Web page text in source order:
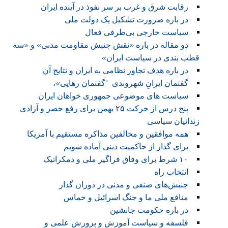
رقابت شرق و غرب بر سر نفوذ در آینده ایران
در باره ضرورت تشکیل یک دولت ملی
سیاست خارجی بی‌طرفی فعال
دو مقاله در باره «نقش جنبش مقاومت مدنی» و «سه
قطب بندی در سیاست ایران»
در باره هدف تجاوز نظامی به ایران و نتایج آن
گفتمان ایرانِ شهروندی “گفتمان رهایی»،
سیاست های موضوعی جمهوری خواهان ایران
پنج درس از حرکت ۲۵ بهمن برای رفع حصر و آزادی
زندانیان سیاسی
همه موافقین و مخالفین مذاکره مستقیم با آمریکا
برای گذار از حاکمیت دینی آماده شویم
۱۰ شرط برای وفاق فراگیر ملی و دمکراتیک
انتخاب راه
جنبش‌های صنفی و مدنی در دوران گذار
منافع ملی ما و جنگ اسرائیل و حماس
در باره حکومت جانشین
فلسفه و سیاست آموزش و پرورش علمی و